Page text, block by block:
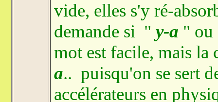
vide, elles s'y ré-
demande si " y-a "
mot est facile, mais la
a.. puisqu'on se sert
accélérateurs en